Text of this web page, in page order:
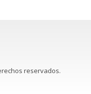
reservados.